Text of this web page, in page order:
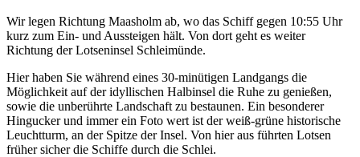
Wir legen Richtung Maasholm ab, wo das Schiff gegen 10:55 Uhr
kurz zum Ein- und Aussteigen hält. Von dort geht es weiter
Richtung der Lotseninsel Schleimünde.
Hier haben Sie während eines 30-minütigen Landgangs die
Möglichkeit auf der idyllischen Halbinsel die Ruhe zu genießen,
sowie die unberührte Landschaft zu bestaunen. Ein besonderer
Hingucker und immer ein Foto wert ist der weiß-grüne historische
Leuchtturm, an der Spitze der Insel. Von hier aus führten Lotsen
früher sicher die Schiffe durch die Schlei.